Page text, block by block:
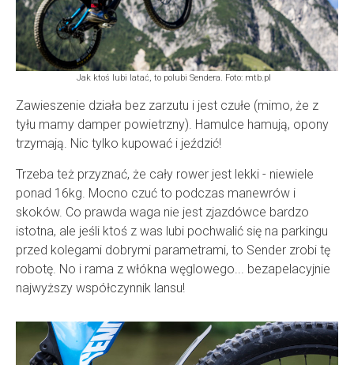
Jak ktoś lubi latać, to polubi Sendera. Foto: mtb.pl
Zawieszenie działa bez zarzutu i jest czułe (mimo, że z
tyłu mamy damper powietrzny). Hamulce hamują, opony
trzymają. Nic tylko kupować i jeździć!
Trzeba też przyznać, że cały rower jest lekki - niewiele
ponad 16kg. Mocno czuć to podczas manewrów i
skoków. Co prawda waga nie jest zjazdówce bardzo
istotna, ale jeśli ktoś z was lubi pochwalić się na parkingu
przed kolegami dobrymi parametrami, to Sender zrobi tę
robotę. No i rama z włókna węglowego... bezapelacyjnie
najwyższy współczynnik lansu!